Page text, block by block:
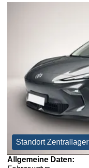
Standort Zentrallager
Allgemeine Daten: